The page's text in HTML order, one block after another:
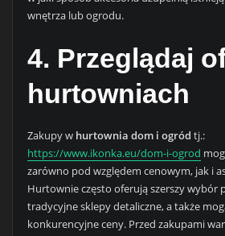
wnętrza lub ogrodu.
4. Przeglądaj
hurtowniach
Zakupy w hurtownia dom i ogród tj.:
https://www.ikonka.eu/dom-i-ogrod
zarówno pod względem cenowym, jak i
Hurtownie często oferują szerszy wybór
tradycyjne sklepy detaliczne, a także
konkurencyjne ceny. Przed zakupami